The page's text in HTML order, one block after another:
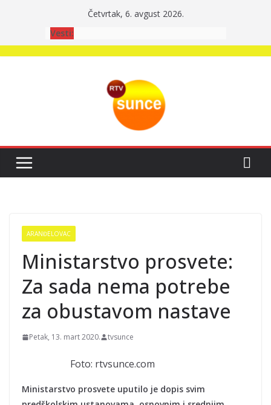
Četvrtak, 6. avgust 2026.
Vesti:
ARANĐELOVAC
Ministarstvo prosvete:
Za sada nema potrebe
za obustavom nastave
Petak, 13. mart 2020. tvsunce
Foto: rtvsunce.com
Ministarstvo prosvete uputilo je dopis svim